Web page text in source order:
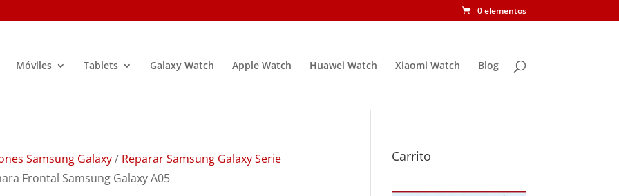
0 elementos
Móviles Tablets Galaxy Watch Apple Watch Huawei Watch Xiaomi Watch Blog
Samsung Galaxy/ Reparar Samsung Galaxy Serie
Frontal Samsung Galaxy A05
Carrito